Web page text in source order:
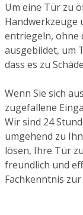
Um eine Tür zu
Handwerkzeuge
entriegeln, ohne
ausgebildet, um
dass es zu
Wenn Sie sich
zugefallene
Wir sind 24
umgehend zu
lösen, Ihre Tür
freundlich und
Fachkenntnis zur